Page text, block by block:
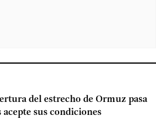
del estrecho de Ormuz pasa
acepte sus condiciones